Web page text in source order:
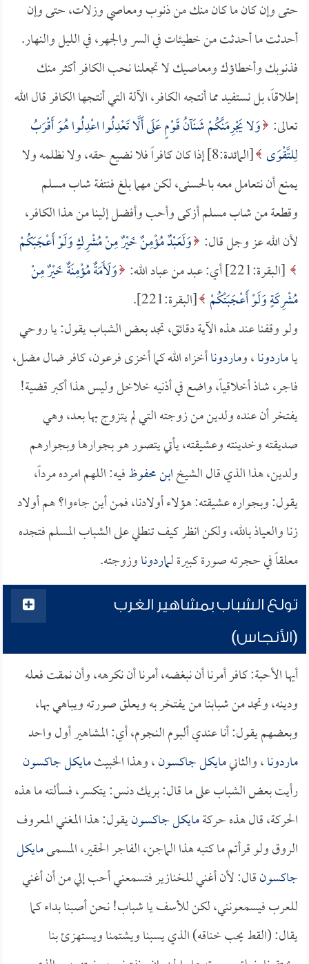
حتى وإن كان ما كان منك من ذنوب ومعاصي وزلات، حتى وإن
أحدثت ما أحدثت من خطيئات في السر والجهر، في الليل والنهار.
فذنوبك وأخطاؤك ومعاصيك لا تجعلنا نحب الكافر أكثر منك
إطلاقاً، بل نستفيد مما أنتجه الكافر، الآلة التي أنتجها الكافر قال الله
تعالى: وَلا يَجْرِمَنَّكُمْ شَنَآنُ قَوْمٍ عَلَى أَلَّا تَعْدِلُوا اعْدِلُوا هُوَ أَقْرَبُ
لِلتَّقْوَى
[المائدة:8] إذا كان كافراً فلا نضيع حقه، ولا نظلمه ولا
يمنع أن نتعامل معه بالحسنى، لكن مهما بلغ فنتفة شاب مسلم
وقطعة من شاب مسلم أزكى وأحب وأفضل إلينا من هذا الكافر،
لأن الله عز وجل قال: وَلَعَبْدٌ مُؤْمِنٌ خَيْرٌ مِنْ مُشْرِكٍ وَلَوْ أَعْجَبَكُمْ
[البقرة:221] أي: عبد من عباد الله:
وَلَأَمَةٌ مُؤْمِنَةٌ خَيْرٌ مِنْ
مُشْرِكَةٍ وَلَوْ أَعْجَبَتْكُمْ [البقرة:221].
ولو وقفنا عند هذه الآية دقائق، تجد بعض الشباب يقول: يا روحي
ياماردونا، وماردوناأخزاه الله كما أخزى فرعون، كافر ضال مضل،
فاجر، شاذ أخلاقياً، واضع في أذنيه خلاخل وليس هذا أكبر قضية!
يفتخر أن عنده ولدين من زوجته التي لم يتزوج بها بعد، وهي
صديقته وخدينته وعشيقته، يأتي يتصور هو بجوارها وبجوارهم
ولدين، هذا الذي قال الشيخابن محفوظفيه: اللهم امرده مرداً،
يقول: وبجواره عشيقته: هؤلاء أولادنا، فمن أين جاءوا؟ هم أولاد
زنا والعياذ بالله، ولكن انظر كيف تنطلي على الشباب المسلم فتجده
معلقاً في حجرته صورة كبيرة لـماردوناوزوجته.
تولع الشباب بمشاهير الغرب
(الأنجاس)
أيها الأحبة: كافر أمرنا أن نبغضه، أمرنا أن نكرهه، وأن نمقت فعله
ودينه، وتجد من شبابنا من يفتخر به ويعلق صورته ويباهي بها،
وبعضهم يقول: أنا عندي ألبوم النجوم، أي: المشاهير أول واحد
ماردونا، والثانيمايكل جاكسون، وهذا الخبيثمايكل جاكسون
رأيت بعض الشباب على ما قال: بريك دنس: يتكسر، فسألته ما هذه
الحركة، قال هذه حركةمايكل جاكسونيقول: هذا المغني المعروف
الروق ولو قرأتم ما كتبه هذا الماجن، الفاجر الحقير، المسمىمايكل
جاكسونقال: لأن أغني للخنازير فتسمعني أحب إلي من أن أغني
للعرب فيسمعونني، لكن للأسف يا شباب! نحن أصبنا بداء كما
يقال: (القط يحب خناقه) الذي يسبنا ويشتمنا ويستهزئ بنا